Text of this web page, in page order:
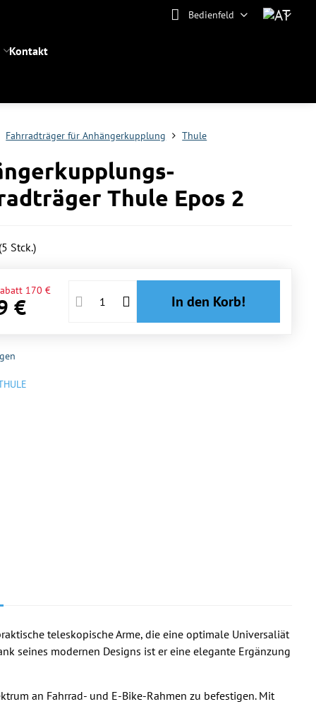
Bedienfeld
Kontakt
Fahrradträger für Anhängerkupplung Thule
Thule Epos 2
5 Stck.)
170 €
€ In den Korb!
teleskopische Arme, die eine optimale Universaliät
seines modernen Designs ist er eine elegante Ergänzung
an Fahrrad- und E-Bike-Rahmen zu befestigen. Mit